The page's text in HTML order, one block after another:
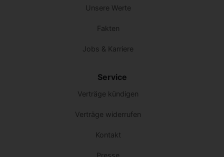
Unsere Werte
Fakten
Jobs & Karriere
Service
Verträge kündigen
Verträge widerrufen
Kontakt
Presse